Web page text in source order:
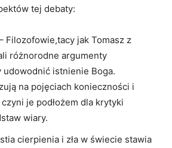
tej debaty:
⁤Filozofowie,tacy jak Tomasz z
różnorodne argumenty
istnienie Boga.
​na pojęciach⁤ konieczności i
je podłożem dla ​krytyki
wiary.
cierpienia i zła ​w ‌świecie stawia